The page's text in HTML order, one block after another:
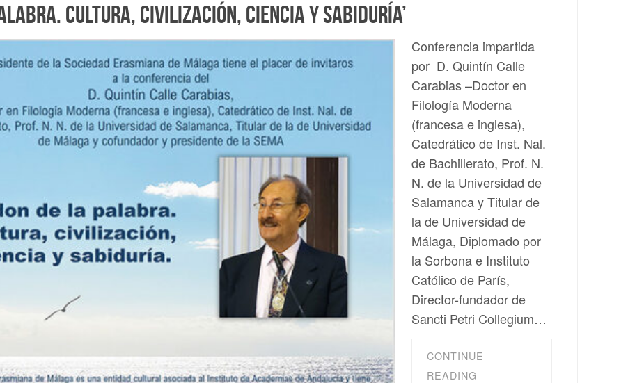
Cultura, civilización, ciencia y sabiduría’
Conferencia impartida
por D. Quintín Calle
Carabias –Doctor en
Filología Moderna
(francesa e inglesa),
Catedrático de Inst. Nal.
de Bachillerato, Prof. N.
N. de la Universidad de
Salamanca y Titular de
la de Universidad de
Málaga, Diplomado por
la Sorbona e Instituto
Católico de París,
Director-fundador de
Sancti Petri Collegium…
CONTINUE
READING